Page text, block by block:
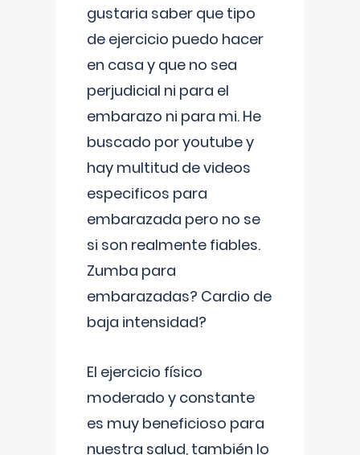
gustaria saber que tipo
de ejercicio puedo hacer
en casa y que no sea
perjudicial ni para el
embarazo ni para mi. He
buscado por youtube y
hay multitud de videos
especificos para
embarazada pero no se
si son realmente fiables.
Zumba para
embarazadas? Cardio de
baja intensidad?
El ejercicio físico
moderado y constante
es muy beneficioso para
nuestra salud, también lo